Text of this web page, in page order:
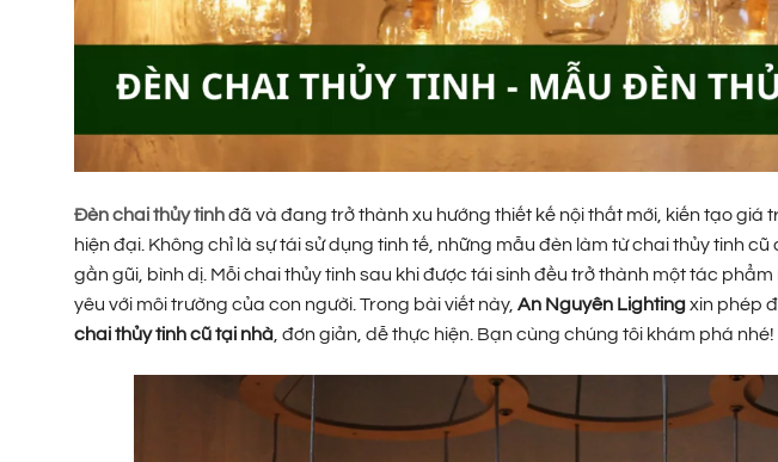
Đèn chai thủy tinhđã và đang trở thành xu hướng thiết kế nội thất mới, kiến tạo giá
hiện đại. Không chỉ là sự tái sử dụng tinh tế, những mẫu đèn làm từ chai thủy tinh
gần gũi, bình dị. Mỗi chai thủy tinh sau khi được tái sinh đều trở thành một tác
yêu với môi trường của con người. Trong bài viết này, An Nguyên Lightingxin phép
chai thủy tinh cũ tại nhà, đơn giản, dễ thực hiện. Bạn cùng chúng tôi khám phá nhé!